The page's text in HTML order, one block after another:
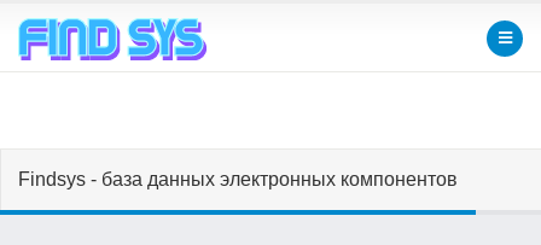
Findsys - база данных электронных компонентов